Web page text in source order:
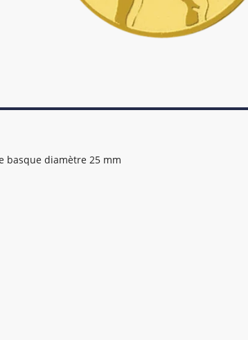
basque diamètre 25 mm